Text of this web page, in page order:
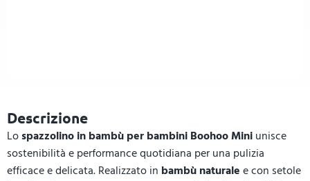
Descrizione
Lospazzolino in bambù per bambini Boohoo Miniunisce
sostenibilità e performance quotidiana per una pulizia
efficace e delicata. Realizzato in bambù naturalee con setole